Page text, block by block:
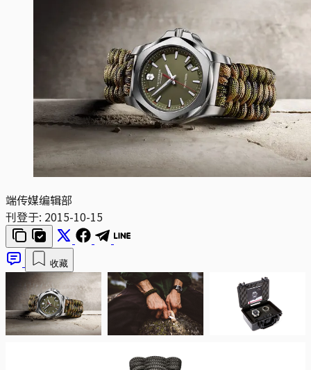
端传媒编辑部
刊登于: 2015-10-15
收藏